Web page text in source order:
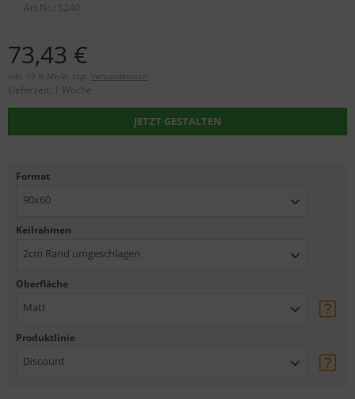
Art.Nr.: 5240
73,43 €
inkl. 19 % MwSt. zzgl. Versandkosten
Lieferzeit: 1 Woche
JETZT GESTALTEN
Format
90x60
Keilrahmen
2cm Rand umgeschlagen
Oberfläche
Matt
Produktlinie
Discount